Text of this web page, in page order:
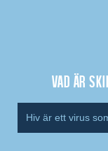
Vad är
Hiv är ett virus